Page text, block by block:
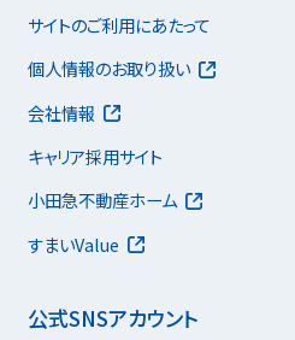
公式SNSアカウント
サイトのご利用にあたって
個人情報のお取り扱い
会社情報
キャリア採用サイト
小田急不動産ホーム
すまいValue